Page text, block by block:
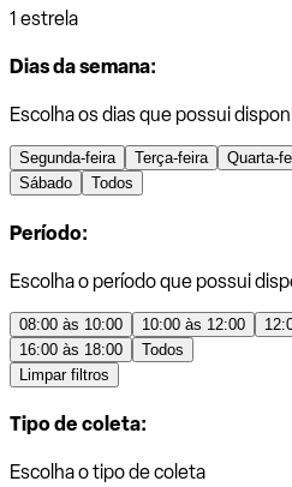
1 estrela
Dias da semana:
Escolha os dias que possui
Segunda-feira Terça-feira Quarta-
Sábado
Todos
Período:
Escolha o período que possui
08:00 às 10:00 10:00 às 12:00
16:00 às 18:00
Todos
Limpar filtros
Tipo de coleta:
Escolha o tipo de coleta